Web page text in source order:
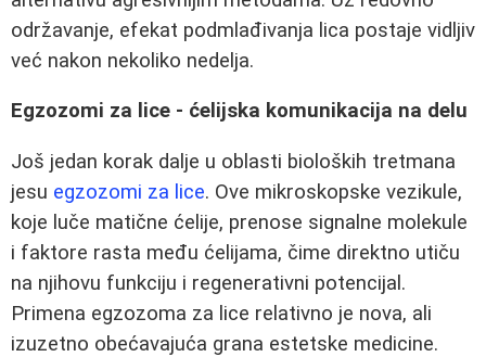
održavanje, efekat podmlađivanja lica postaje vidljiv
već nakon nekoliko nedelja.
Egzozomi za lice - ćelijska komunikacija na delu
Još jedan korak dalje u oblasti bioloških tretmana
jesu egzozomi za lice. Ove mikroskopske vezikule,
koje luče matične ćelije, prenose signalne molekule
i faktore rasta među ćelijama, čime direktno utiču
na njihovu funkciju i regenerativni potencijal.
Primena egzozoma za lice relativno je nova, ali
izuzetno obećavajuća grana estetske medicine.